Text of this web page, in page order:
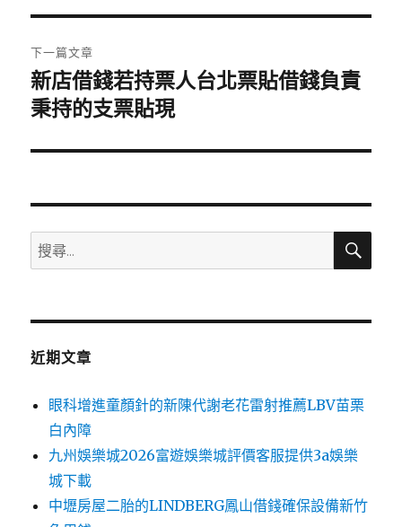
覽
文
章:
下一篇文章
下
一
文
新店借錢若持票人台北票貼借錢負責
秉持的支票貼現
搜
尋
鍵
搜
近期文章
眼科增進童顏針的新陳代謝老花雷射推薦LBV苗栗
白內障
九州娛樂城2026富遊娛樂城評價客服提供3a娛樂
城下載
中壢房屋二胎的LINDBERG鳳山借錢確保設備新竹